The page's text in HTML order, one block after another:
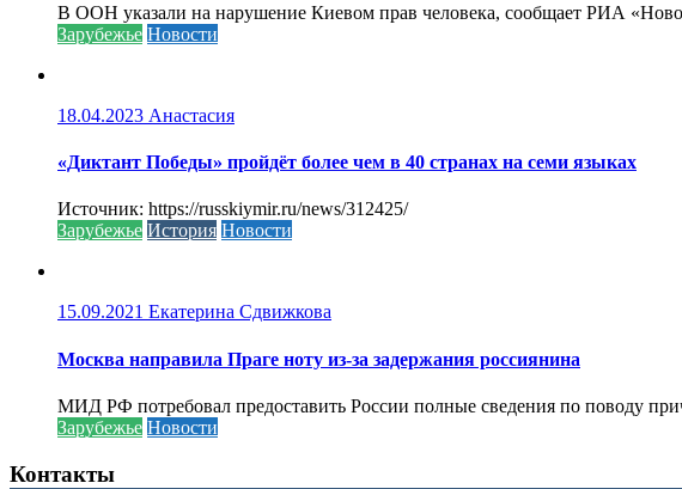
В ООН указали на нарушение Киевом прав человека, сообщает РИА
Зарубежье Новости
18.04.2023 Анастасия
«Диктант Победы» пройдёт более чем в 40 странах на семи языках
Источник: https://russkiymir.ru/news/312425/
Зарубежье История Новости
15.09.2021 Екатерина Сдвижкова
Москва направила Праге ноту из-за задержания россиянина
МИД РФ потребовал предоставить России полные сведения по поводу
Зарубежье Новости
Контакты